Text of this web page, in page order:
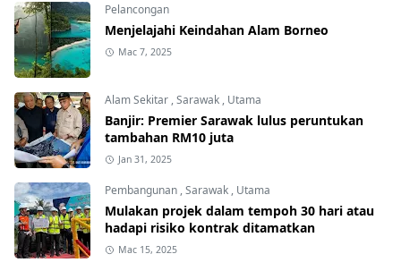
Pelancongan
Menjelajahi Keindahan Alam Borneo
Mac 7, 2025
Alam Sekitar ,Sarawak , Utama
Banjir: Premier Sarawak lulus peruntukan
tambahan RM10 juta
Jan 31, 2025
Pembangunan ,Sarawak , Utama
Mulakan projek dalam tempoh 30 hari atau
hadapi risiko kontrak ditamatkan
Mac 15, 2025